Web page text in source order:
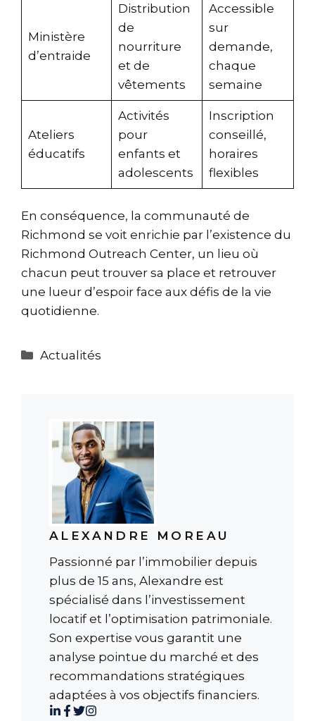
Ministère
d’entraide
Distribution
de
nourriture
et de
vêtements
Accessible
sur
demande,
chaque
semaine
Ateliers
éducatifs
Activités
pour
enfants et
adolescents
Inscription
conseillé,
horaires
flexibles
En conséquence, la communauté de
Richmond se voit enrichie par l’existence du
Richmond Outreach Center, un lieu où
chacun peut trouver sa place et retrouver
une lueur d’espoir face aux défis de la vie
quotidienne.
Catégories
Actualités
ALEXANDRE MOREAU
Passionné par l’immobilier depuis
plus de 15 ans, Alexandre est
spécialisé dans l’investissement
locatif et l’optimisation patrimoniale.
Son expertise vous garantit une
analyse pointue du marché et des
recommandations stratégiques
adaptées à vos objectifs financiers.